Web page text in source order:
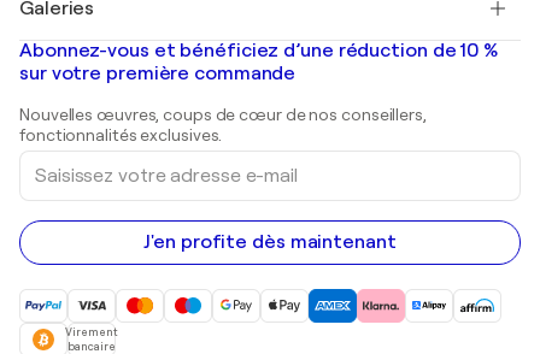
Banksy
Mr. Brainwash
Shepard Fairey
Tableaux abstraits à vendre
Peintures de paysage
Estampes
Peintures acryliques
Galeries
Galeries d'art en France
Galeries d'art en Belgique
Abonnez-vous et bénéficiez d’une réduction de 10 %
sur votre première commande
Nouvelles œuvres, coups de cœur de nos conseillers,
fonctionnalités exclusives.
Saisissez
votre
adresse
e-
mail
J'en profite dès maintenant
Virement
bancaire